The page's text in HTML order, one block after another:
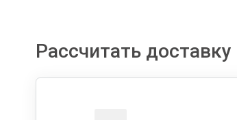
Рассчитать доставку